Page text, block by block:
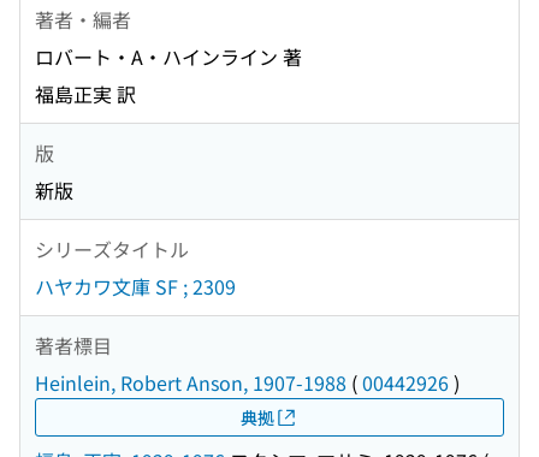
著者・編者
ロバート・A・ハインライン 著
福島正実 訳
版
新版
シリーズタイトル
ハヤカワ文庫 SF ; 2309
著者標目
Heinlein, Robert Anson, 1907-1988 (00442926)
典拠